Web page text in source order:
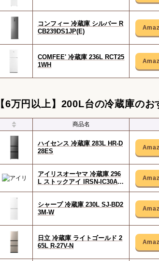
コンフィー 冷蔵庫 シルバー R
CB239DS1JP(E)
COMFEE' 冷蔵庫 236L RCT25
1WH
【6万円以上】200L台の冷蔵庫のお
商品名
ハイセンス 冷蔵庫 283L HR-D
28ES
アイリスオーヤマ 冷蔵庫 296
L ストックアイ IRSN-IC30A-
シャープ 冷蔵庫 230L SJ-BD2
3M-W
日立 冷蔵庫 ライトゴールド 2
65L R-27V-N